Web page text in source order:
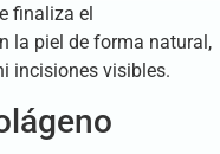
finaliza el
la piel de forma natural,
incisiones visibles.